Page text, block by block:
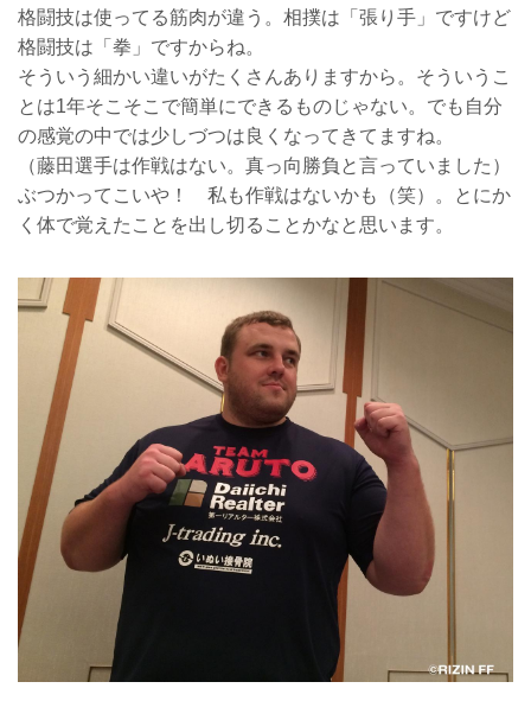
格闘技は使ってる筋肉が違う。相撲は「張り手」ですけど
格闘技は「拳」ですからね。
そういう細かい違いがたくさんありますから。そういうこ
とは1年そこそこで簡単にできるものじゃない。でも自分
の感覚の中では少しづつは良くなってきてますね。
（藤田選手は作戦はない。真っ向勝負と言っていました）
ぶつかってこいや！ 私も作戦はないかも（笑）。とにか
く体で覚えたことを出し切ることかなと思います。